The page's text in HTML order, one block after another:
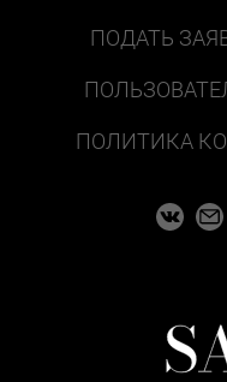
ПОДАТЬ
ПОЛИТИКА